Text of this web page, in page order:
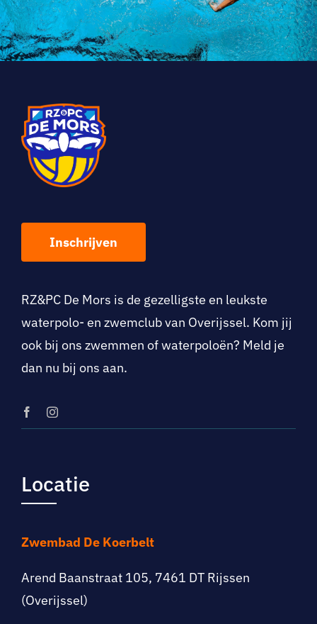
Inschrijven
RZ&PC De Mors is de gezelligste en leukste
waterpolo- en zwemclub van Overijssel. Kom jij
ook bij ons zwemmen of waterpoloën? Meld je
dan nu bij ons aan.
Locatie
Zwembad De Koerbelt
Arend Baanstraat 105, 7461 DT Rijssen
(Overijssel)